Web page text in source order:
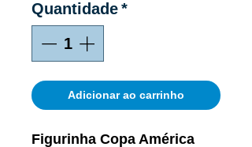
Quantidade*
Adicionar ao carrinho
Figurinha Copa América